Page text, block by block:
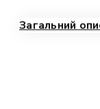
Загальний